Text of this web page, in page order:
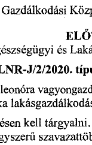
Gazdálkodási
ELŐ
es
J/2/2020.
kell tárgyalni
ű